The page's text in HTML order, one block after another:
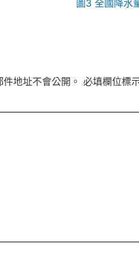
圖3 全國降水
地址不會公開。 必填欄位標